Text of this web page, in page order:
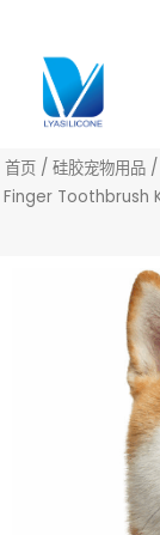
首页 / 硅胶宠物用品 /
Finger Toothbrush